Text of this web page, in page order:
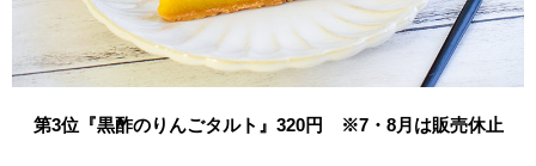
第3位『黒酢のりんごタルト』320円 ※7・8月は販売休止